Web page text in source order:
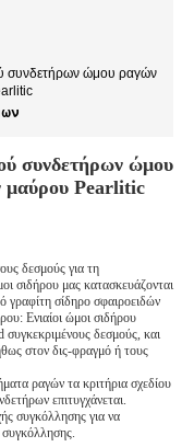
συνδετήρων ώμου ραγών
συνδετήρων ώμου
μαύρου Pearlitic
δεσμούς για τη
σιδήρου μας κατασκευάζονται
σίδηρο σφαιροειδών
Ενιαίοι ώμοι σιδήρου
συγκεκριμένους δεσμούς, και
στον δις-φραγμό ή τους
ραγών τα κριτήρια σχεδίου
επιτυγχάνεται.
συγκόλλησης για να
συγκόλλησης.